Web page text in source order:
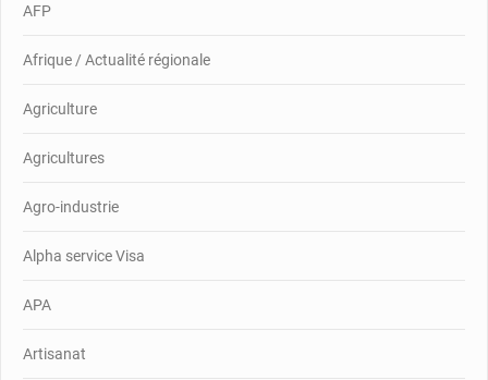
AFP
Afrique / Actualité régionale
Agriculture
Agricultures
Agro-industrie
Alpha service Visa
APA
Artisanat